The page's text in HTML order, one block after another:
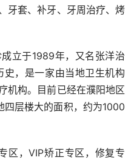
牙套、补牙、牙周治疗、烤
立于1989年，又名张洋治
，是一家由当地卫生机构
机构。目前已经在濮阳地区
层楼大的面积，约为1000
区，VIP矫正专区，修复专